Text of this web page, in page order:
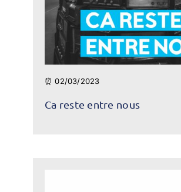
⏰ 02/03/2023
Ca reste entre nous